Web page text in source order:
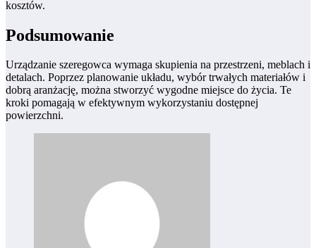
kosztów.
Podsumowanie
Urządzanie szeregowca wymaga skupienia na przestrzeni, meblach i
detalach. Poprzez planowanie układu, wybór trwałych materiałów i
dobrą aranżację, można stworzyć wygodne miejsce do życia. Te
kroki pomagają w efektywnym wykorzystaniu dostępnej
powierzchni.